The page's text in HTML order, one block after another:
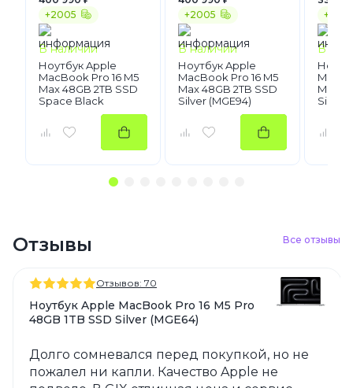
+2005
В наличии
Ноутбук Apple
MacBook Pro 16 M5
Max 48GB 2TB SSD
Space Black
+2005
В наличии
Ноутбук Apple
MacBook Pro 16 M5
Max 48GB 2TB SSD
Silver (MGE94)
+1655
В
Max
Silver
Отзывы Все отзывы
Отзывов: 70
Ноутбук Apple MacBook Pro 16 M5 Pro
48GB 1TB SSD Silver (MGE64)
Долго сомневался перед покупкой, но не
пожалел ни капли. Качество Apple не